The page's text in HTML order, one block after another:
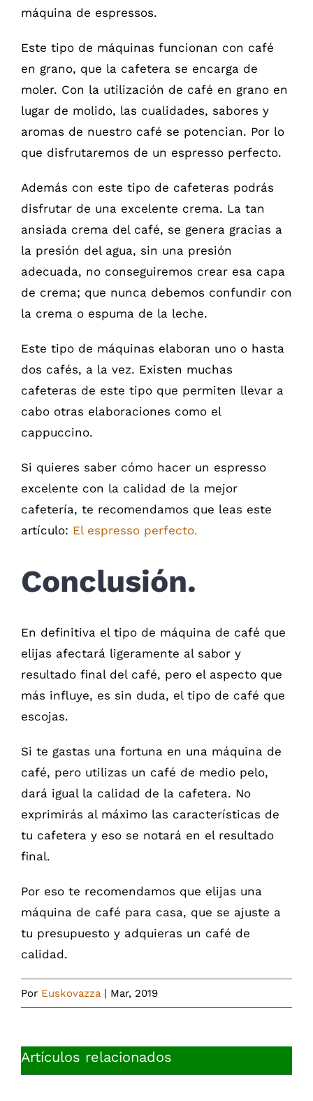
máquina de espressos.
Este tipo de máquinas funcionan con café
en grano, que la cafetera se encarga de
moler. Con la utilización de café en grano en
lugar de molido, las cualidades, sabores y
aromas de nuestro café se potencian. Por lo
que disfrutaremos de un espresso perfecto.
Además con este tipo de cafeteras podrás
disfrutar de una excelente crema. La tan
ansiada crema del café, se genera gracias a
la presión del agua, sin una presión
adecuada, no conseguiremos crear esa capa
de crema; que nunca debemos confundir con
la crema o espuma de la leche.
Este tipo de máquinas elaboran uno o hasta
dos cafés, a la vez. Existen muchas
cafeteras de este tipo que permiten llevar a
cabo otras elaboraciones como el
cappuccino.
Si quieres saber cómo hacer un espresso
excelente con la calidad de la mejor
cafetería, te recomendamos que leas este
artículo: El espresso perfecto.
Conclusión.
En definitiva el tipo de máquina de café que
elijas afectará ligeramente al sabor y
resultado final del café, pero el aspecto que
más influye, es sin duda, el tipo de café que
escojas.
Si te gastas una fortuna en una máquina de
café, pero utilizas un café de medio pelo,
dará igual la calidad de la cafetera. No
exprimirás al máximo las características de
tu cafetera y eso se notará en el resultado
final.
Por eso te recomendamos que elijas una
máquina de café para casa, que se ajuste a
tu presupuesto y adquieras un café de
calidad.
Por Euskovazza Mar, 2019
Artículos relacionados